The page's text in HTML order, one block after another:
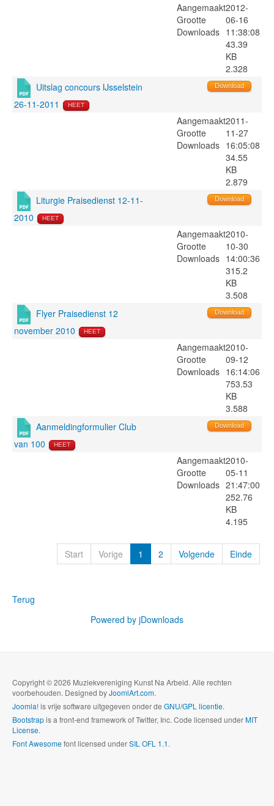
Aangemaakt
Grootte
Downloads
2012-
06-16
11:38:08
43.39
KB
2.328
Uitslag concours IJsselstein
26-11-2011
HEET
Download
Aangemaakt
Grootte
Downloads
2011-
11-27
16:05:08
34.55
KB
2.879
Liturgie Praisedienst 12-11-
2010
HEET
Download
Aangemaakt
Grootte
Downloads
2010-
10-30
14:00:36
315.2
KB
3.508
Flyer Praisedienst 12
november 2010
HEET
Download
Aangemaakt
Grootte
Downloads
2010-
09-12
16:14:06
753.53
KB
3.588
Aanmeldingformulier Club
van 100
HEET
Download
Aangemaakt
Grootte
Downloads
2010-
05-11
21:47:00
252.76
KB
4.195
Start Vorige 1 2 Volgende Einde
Terug
Powered by jDownloads
Copyright © 2026 Muziekvereniging Kunst Na Arbeid. Alle rechten
voorbehouden. Designed byJoomlArt.com.
Joomla!is vrije software uitgegeven onder de GNU/GPL licentie.
Bootstrapis a front-end framework of Twitter, Inc. Code licensed underMIT
License.
Font Awesomefont licensed underSIL OFL 1.1.